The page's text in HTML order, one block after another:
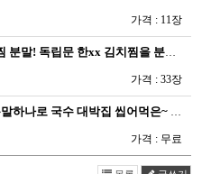
가격 : 11장
! 독립문 한xx 김치찜을 분말양념으로 개발 …
가격 : 33장
로 국수 대박집 씹어먹은~ 모든 뜨거운 국수…
가격 : 무료